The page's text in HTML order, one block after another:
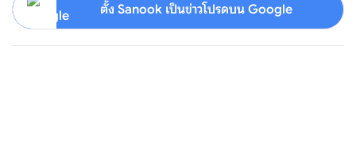
ตั้ง Sanook เป็นข่าวโปรดบน Google